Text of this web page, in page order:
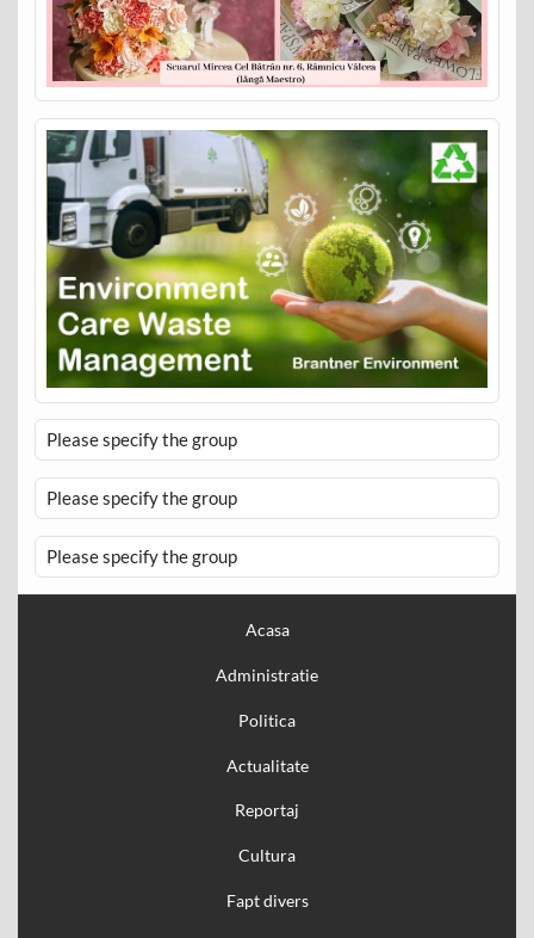
Please specify the group
Please specify the group
Please specify the group
Acasa
Administratie
Politica
Actualitate
Reportaj
Cultura
Fapt divers